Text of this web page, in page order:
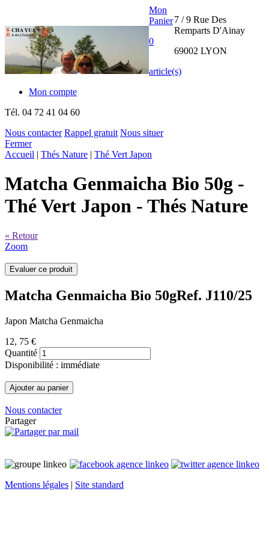
THE CHA
YUAN
INTERNATIONAL
7 / 9 Rue Des
Remparts D'Ainay
69002 LYON
Mon
Panier
0
article(s)
Mon compte
Tél. 04 72 41 04 60
Nous contacter Rappel gratuit Nous situer
Fermer
Accueil | Thés Nature | Thé Vert Japon
Matcha Genmaicha Bio 50g -
Thé Vert Japon - Thés Nature
« Retour
Zoom
Matcha Genmaicha Bio 50gRef. J110/25
Japon Matcha Genmaicha
12, 75 €
Quantité
Disponibilité : immédiate
Nous contacter
Partager
Mentions légales | Site standard